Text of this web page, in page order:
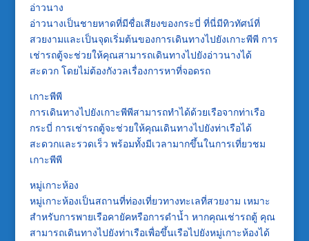
อ่าวนาง
อ่าวนางเป็นชายหาดที่มีชื่อเสียงของกระบี่ ที่นี่มีทิวทัศน์ที่
สวยงามและเป็นจุดเริ่มต้นของการเดินทางไปยังเกาะพีพี การ
เช่ารถตู้จะช่วยให้คุณสามารถเดินทางไปยังอ่าวนางได้
สะดวก โดยไม่ต้องกังวลเรื่องการหาที่จอดรถ
เกาะพีพี
การเดินทางไปยังเกาะพีพีสามารถทำได้ด้วยเรือจากท่าเรือ
กระบี่ การเช่ารถตู้จะช่วยให้คุณเดินทางไปยังท่าเรือได้
สะดวกและรวดเร็ว พร้อมทั้งมีเวลามากขึ้นในการเที่ยวชม
เกาะพีพี
หมู่เกาะห้อง
หมู่เกาะห้องเป็นสถานที่ท่องเที่ยวทางทะเลที่สวยงาม เหมาะ
สำหรับการพายเรือคายัคหรือการดำน้ำ หากคุณเช่ารถตู้ คุณ
สามารถเดินทางไปยังท่าเรือเพื่อขึ้นเรือไปยังหมู่เกาะห้องได้